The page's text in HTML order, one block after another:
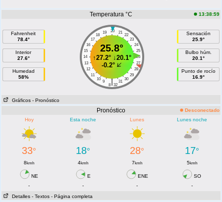
Temperatura °C 13:38:59
Fahrenheit
78.4°
Interior
27.6°
Humedad
58%
20
19 21
18
22
17
23
16
24
15
25
14
26
13
27
12
28
11
29
10
30
9 31
|
8 32
25.8°
↑27.2°↓20.1°
-0.2°
Sensación
25.9°
Bulbo húm.
20.1°
Punto de rocío
16.9°
Gráficos - Pronóstico
Pronóstico
Desconectado
Hoy
Esta noche Lunes Lunes noche
33° 18° 28° 17°
8kmh 4kmh 7kmh 5kmh
NE E ENE
SO
-
- -
-
Detalles - Textos - Página completa